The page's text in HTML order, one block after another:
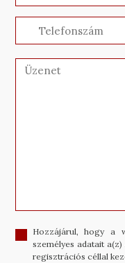
Hozzájárul, hogy a
személyes adatait
regisztrációs céllal